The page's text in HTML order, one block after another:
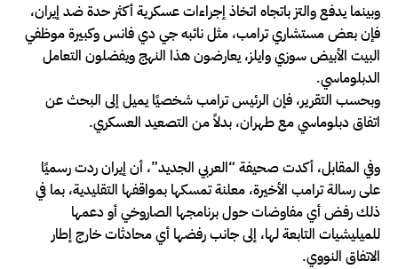
وبينما يدفع والتز باتجاه اتخاذ إجراءات عسكرية أكثر حدة ضد إيران،
فإن بعض مستشاري ترامب، مثل نائبه جي دي فانس وكبيرة موظفي
البيت الأبيض سوزي وايلز، يعارضون هذا النهج ويفضلون التعامل
الدبلوماسي.
وبحسب التقرير، فإن الرئيس ترامب شخصيًا يميل إلى البحث عن
اتفاق دبلوماسي مع طهران، بدلاً من التصعيد العسكري.
وفي المقابل، أكدت صحيفة “العربي الجديد”، أن إيران ردت رسميًا
على رسالة ترامب الأخيرة، معلنة تمسكها بمواقفها التقليدية، بما في
ذلك رفض أي مفاوضات حول برنامجها الصاروخي أو دعمها
للميليشيات التابعة لها، إلى جانب رفضها أي محادثات خارج إطار
الاتفاق النووي.